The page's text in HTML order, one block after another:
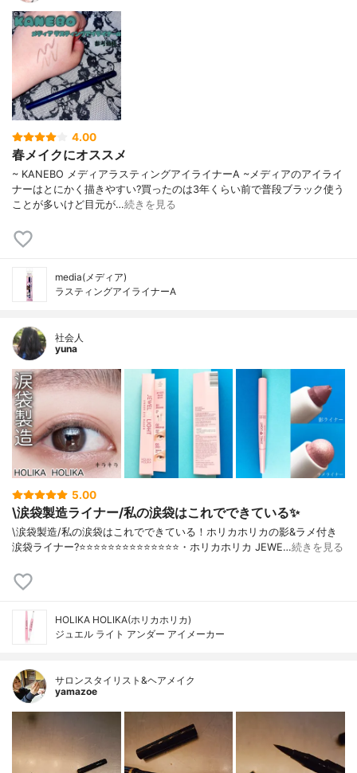
4.00
春メイクにオススメ
~ KANEBO メディアラスティングアイライナーA ~メディアのアイライ
ナーはとにかく描きやすい?買ったのは3年くらい前で普段ブラック使う
ことが多いけど目元が…続きを見る
media(メディア)
ラスティングアイライナーA
社会人
yuna
5.00
\涙袋製造ライナー/私の涙袋はこれでできている✨
\涙袋製造/私の涙袋はこれでできている！ホリカホリカの影&ラメ付き
涙袋ライナー?⭐️⭐️⭐️⭐️⭐️⭐️⭐️⭐️⭐️⭐️⭐️⭐️⭐️⭐️・ホリカホリカ JEWE…続きを見る
HOLIKA HOLIKA(ホリカホリカ)
ジュエル ライト アンダー アイメーカー
サロンスタイリスト&ヘアメイク
yamazoe